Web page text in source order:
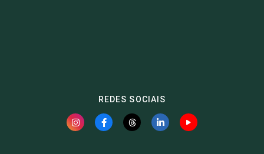
REDES SOCIAIS